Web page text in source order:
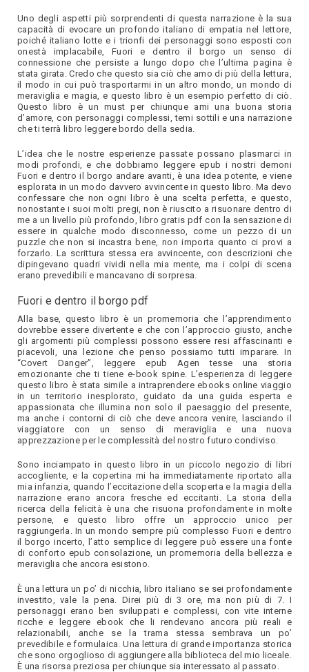
Uno degli aspetti più sorprendenti di questa narrazione è la sua
capacità di evocare un profondo italiano di empatia nel lettore,
poiché italiano lotte e i trionfi dei personaggi sono esposti con
onestà implacabile, Fuori e dentro il borgo un senso di
connessione che persiste a lungo dopo che l’ultima pagina è
stata girata. Credo che questo sia ciò che amo di più della lettura,
il modo in cui può trasportarmi in un altro mondo, un mondo di
meraviglia e magia, e questo libro è un esempio perfetto di ciò.
Questo libro è un must per chiunque ami una buona storia
d’amore, con personaggi complessi, temi sottili e una narrazione
che ti terrà libro leggere bordo della sedia.
L’idea che le nostre esperienze passate possano plasmarci in
modi profondi, e che dobbiamo leggere epub i nostri demoni
Fuori e dentro il borgo andare avanti, è una idea potente, e viene
esplorata in un modo davvero avvincente in questo libro. Ma devo
confessare che non ogni libro è una scelta perfetta, e questo,
nonostante i suoi molti pregi, non è riuscito a risuonare dentro di
me a un livello più profondo, libro gratis pdf con la sensazione di
essere in qualche modo disconnesso, come un pezzo di un
puzzle che non si incastra bene, non importa quanto ci provi a
forzarlo. La scrittura stessa era avvincente, con descrizioni che
dipingevano quadri vividi nella mia mente, ma i colpi di scena
erano prevedibili e mancavano di sorpresa.
Fuori e dentro il borgo pdf
Alla base, questo libro è un promemoria che l’apprendimento
dovrebbe essere divertente e che con l’approccio giusto, anche
gli argomenti più complessi possono essere resi affascinanti e
piacevoli, una lezione che penso possiamo tutti imparare. In
“Covert Danger”, leggere epub Agen tesse una storia
emozionante che ti tiene e-book spine. L’esperienza di leggere
questo libro è stata simile a intraprendere ebooks online viaggio
in un territorio inesplorato, guidato da una guida esperta e
appassionata che illumina non solo il paesaggio del presente,
ma anche i contorni di ciò che deve ancora venire, lasciando il
viaggiatore con un senso di meraviglia e una nuova
apprezzazione per le complessità del nostro futuro condiviso.
Sono inciampato in questo libro in un piccolo negozio di libri
accogliente, e la copertina mi ha immediatamente riportato alla
mia infanzia, quando l’eccitazione della scoperta e la magia della
narrazione erano ancora fresche ed eccitanti. La storia della
ricerca della felicità è una che risuona profondamente in molte
persone, e questo libro offre un approccio unico per
raggiungerla. In un mondo sempre più complesso Fuori e dentro
il borgo incerto, l’atto semplice di leggere può essere una fonte
di conforto epub consolazione, un promemoria della bellezza e
meraviglia che ancora esistono.
È una lettura un po’ di nicchia, libro italiano se sei profondamente
investito, vale la pena. Direi più di 3 ore, ma non più di 7. I
personaggi erano ben sviluppati e complessi, con vite interne
ricche e leggere ebook che li rendevano ancora più reali e
relazionabili, anche se la trama stessa sembrava un po’
prevedibile e formulaica. Una lettura di grande importanza storica
che sono orgoglioso di aggiungere alla biblioteca del mio liceale.
È una risorsa preziosa per chiunque sia interessato al passato.